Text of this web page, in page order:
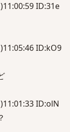
ID:31e
ID:kO9
ID:olN